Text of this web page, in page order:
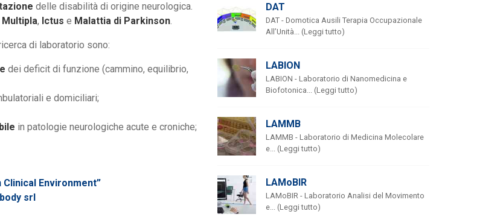
delle disabilità di origine neurologica.
, Ictus e Malattia di Parkinson.
di laboratorio sono:
dei deficit di funzione (cammino, equilibrio,
e domiciliari;
in patologie neurologiche acute e croniche;
Clinical Environment”
srl
DAT
DAT - Domotica Ausili Terapia Occupazionale
All’Unità... (Leggi tutto)
LABION
LABION - Laboratorio di Nanomedicina e
Biofotonica... (Leggi tutto)
LAMMB
LAMMB - Laboratorio di Medicina Molecolare
e... (Leggi tutto)
LAMoBIR
LAMoBIR - Laboratorio Analisi del Movimento
e... (Leggi tutto)